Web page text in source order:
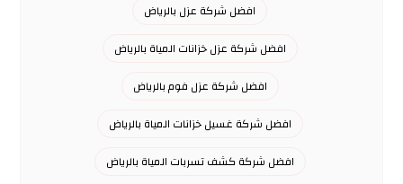
افضل شركة عزل بالرياض
افضل شركة عزل خزانات المياة بالرياض
افضل شركة عزل فوم بالرياض
افضل شركة غسيل خزانات المياة بالرياض
افضل شركة كشف تسربات المياة بالرياض